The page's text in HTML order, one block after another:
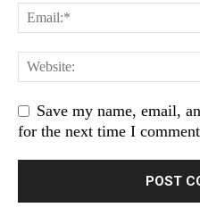
Save my name, email,
for the next time I